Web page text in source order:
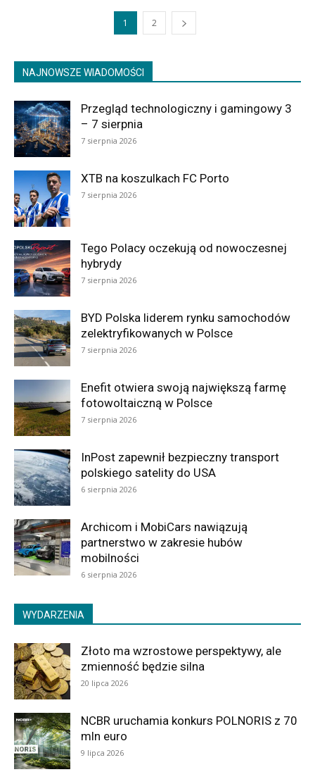
1 2
NAJNOWSZE WIADOMOŚCI
Przegląd technologiczny i gamingowy 3
– 7 sierpnia
7 sierpnia 2026
XTB na koszulkach FC Porto
7 sierpnia 2026
Tego Polacy oczekują od nowoczesnej
hybrydy
7 sierpnia 2026
BYD Polska liderem rynku samochodów
zelektryfikowanych w Polsce
7 sierpnia 2026
Enefit otwiera swoją największą farmę
fotowoltaiczną w Polsce
7 sierpnia 2026
InPost zapewnił bezpieczny transport
polskiego satelity do USA
6 sierpnia 2026
Archicom i MobiCars nawiązują
partnerstwo w zakresie hubów
mobilności
6 sierpnia 2026
WYDARZENIA
Złoto ma wzrostowe perspektywy, ale
zmienność będzie silna
20 lipca 2026
NCBR uruchamia konkurs POLNORIS z 70
mln euro
9 lipca 2026